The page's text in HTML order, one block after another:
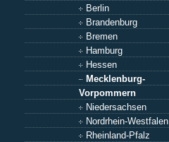
Berlin
Brandenburg
Bremen
Hamburg
Hessen
Mecklenburg-
Vorpommern
Niedersachsen
Nordrhein-Westfalen
Rheinland-Pfalz